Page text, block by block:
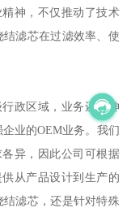
神，不仅推动了技术
滤芯在过滤效率、使
政区域，业务还延伸
业的OEM业务。我们
异，因此公司可根据
从产品设计到生产的
滤芯，还是针对特殊